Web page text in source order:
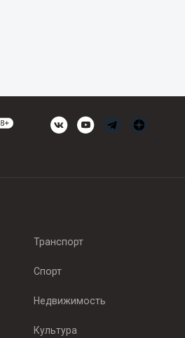
Транспорт
Спорт
Недвижимость
Культура